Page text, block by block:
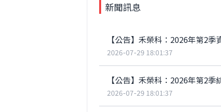
新聞訊息
【公告】禾榮科：2026年第2季
2026-07-29 18:01:37
【公告】禾榮科：2026年第2
2026-07-29 18:01:37